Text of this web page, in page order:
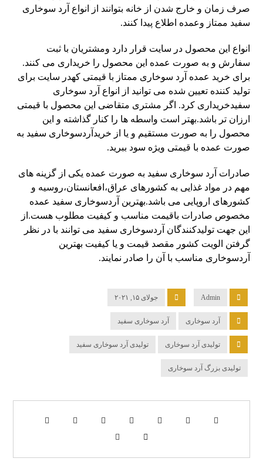
صرف زمان و خارج شدن از خانه بتوانند از انواع آرد سوخاری
سفید ممتاز وعمده اطلاع پیدا کنند.
انواع این محصول در سایت قرار دارد ومشتریان با ثبت
سفارش و به صورت عمده این محصول را خریداری می کنند.
برای خرید عمده آرد سوخاری ممتاز با قیمتی کهدر سایت برای
تولید کننده تعیین شده می توانید از انواع آرد سوخاری
سفیدخریداری کرد. اگر مشتری متقاضی این محصول با قیمتی
ارزان تر باشد.بهتر است واسطه ها را کنار گذاشته و این
محصول را به صورت مستقیم و یا از خریدآردسوخاری سفید به
صورت عمده با قیمتی ویژه سود ببرید.
صادرات آرد سوخاری سفید به صورت عمده یکی از گزینه های
مهم در مواد غذایی به کشورهای عراق،افعانستان،روسیه و
کشورهای اروپایی می باشد.بهترین آردسوخاری سفید عمده
مخصوص صادرات باقیمت مناسب و کیفیت مطلوب هست.از
این جهت تولیدکنندگان آردسوخاری سفید می توانند با در نظر
گرفتن الویت کشور مقصد قیمت و یا کیفیت بهترین
آردسوخاری مناسب با آن را صادر نمایند.
Admin جولای ۱۵, ۲۰۲۱
آرد سوخاری آرد سوخاری سفید
تولیدی آرد سوخاری تولیدی آرد سوخاری سفید
تولیدی بزرگ آرد سوخاری